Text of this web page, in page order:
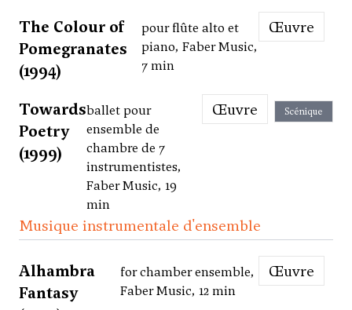
The Colour of
Pomegranates
(1994)
pour flûte alto et
piano, Faber Music,
7 min
Œuvre
Towards
Poetry
(1999)
ballet pour
ensemble de
chambre de 7
instrumentistes,
Faber Music, 19
min
Œuvre Scénique
Musique instrumentale d'ensemble
Alhambra
Fantasy
for chamber ensemble,
Faber Music, 12 min
Œuvre